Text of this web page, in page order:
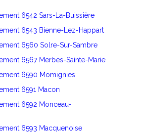
6542 Sars-La-Buissière
6543 Bienne-Lez-Happart
6560 Solre-Sur-Sambre
6567 Merbes-Sainte-Marie
6590 Momignies
6591 Macon
6592 Monceau-
6593 Macquenoise